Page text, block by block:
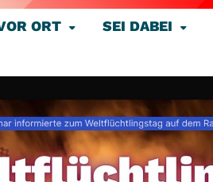
ORT SEI DABEI